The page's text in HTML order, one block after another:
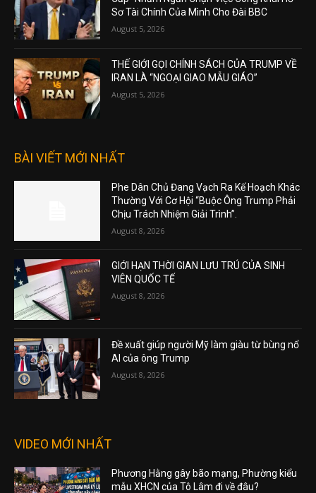
Sơ Tài Chính Của Mình Cho Đài BBC
August 5, 2026
THẾ GIỚI GỌI CHÍNH SÁCH CỦA TRUMP VỀ
IRAN LÀ “NGOẠI GIAO MẪU GIÁO”
August 5, 2026
BÀI VIẾT MỚI NHẤT
Phe Dân Chủ Đang Vạch Ra Kế Hoạch Khác
Thường Với Cơ Hội “Buộc Ông Trump Phải
Chịu Trách Nhiệm Giải Trình”.
August 8, 2026
GIỚI HẠN THỜI GIAN LƯU TRÚ CỦA SINH
VIÊN QUỐC TẾ
August 8, 2026
Đề xuất giúp người Mỹ làm giàu từ bùng nổ
AI của ông Trump
August 8, 2026
VIDEO MỚI NHẤT
Phương Hằng gây bão mạng, Phường kiểu
mẫu XHCN của Tô Lâm đi về đâu?